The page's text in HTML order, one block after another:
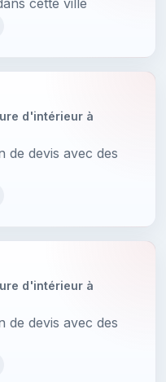
cette ville
d'intérieur à
de devis avec des
d'intérieur à
de devis avec des